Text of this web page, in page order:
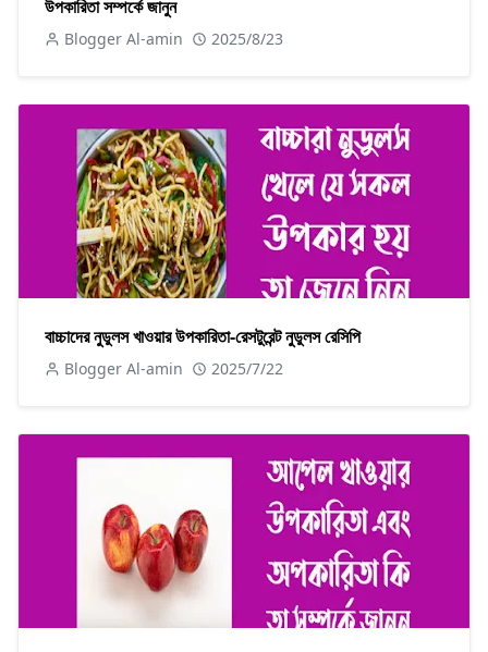
উপকারিতা সম্পর্কে জানুন
Blogger Al-amin 2025/8/23
বাচ্চাদের নুডুলস খাওয়ার উপকারিতা-রেসটুরেন্ট নুডুলস রেসিপি
Blogger Al-amin 2025/7/22